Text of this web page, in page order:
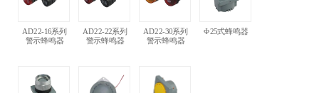
AD22-16系列
警示蜂鸣器
AD22-22系列
警示蜂鸣器
AD22-30系列
警示蜂鸣器
Φ25式蜂鸣器